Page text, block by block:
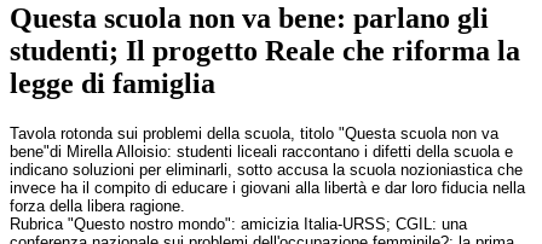
Questa scuola non va bene: parlano gli
studenti; Il progetto Reale che riforma la
legge di famiglia
Tavola rotonda sui problemi della scuola, titolo "Questa scuola non va
bene"di Mirella Alloisio: studenti liceali raccontano i difetti della scuola e
indicano soluzioni per eliminarli, sotto accusa la scuola nozioniastica che
invece ha il compito di educare i giovani alla libertà e dar loro fiducia nella
forza della libera ragione.
Rubrica "Questo nostro mondo": amicizia Italia-URSS; CGIL: una